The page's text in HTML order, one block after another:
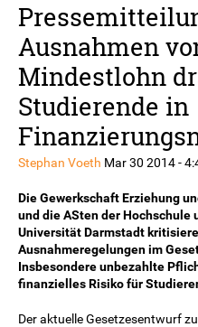
to
top
Ausnahmen
Mindestlohn
Studierende in
Stephan Voeth Mar 30 2014 -
Die Gewerkschaft Erziehung
und die ASten der Hochschule
Universität Darmstadt
Ausnahmeregelungen im
Insbesondere unbezahlte
finanzielles Risiko für
Der aktuelle Gesetzesentwurf